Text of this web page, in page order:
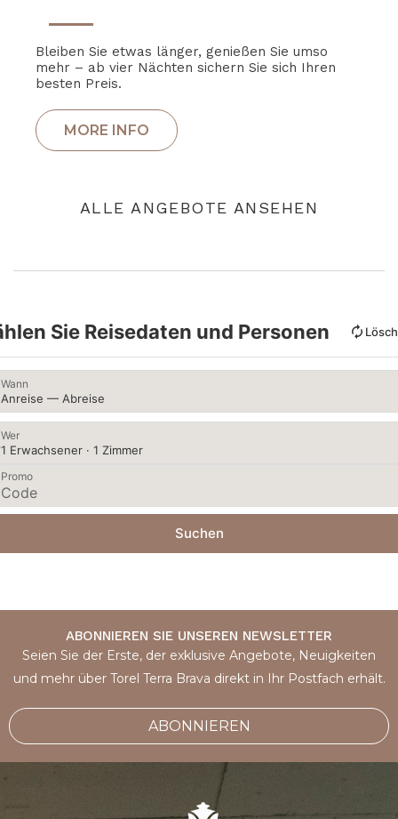
Bleiben Sie etwas länger, genießen Sie umso
mehr – ab vier Nächten sichern Sie sich Ihren
besten Preis.
ALLE ANGEBOTE ANSEHEN
Sie Reisedaten und Personen
Wann
Anreise — Abreise
Wer
1 Erwachsener · 1 Zimmer
Promo
Suchen
ABONNIEREN SIE UNSEREN NEWSLETTER
Seien Sie der Erste, der exklusive Angebote, Neuigkeiten
und mehr über Torel Terra Brava direkt in Ihr Postfach erhält.
ABONNIEREN